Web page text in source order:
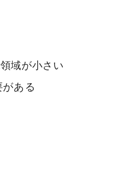
域が小さい
がある